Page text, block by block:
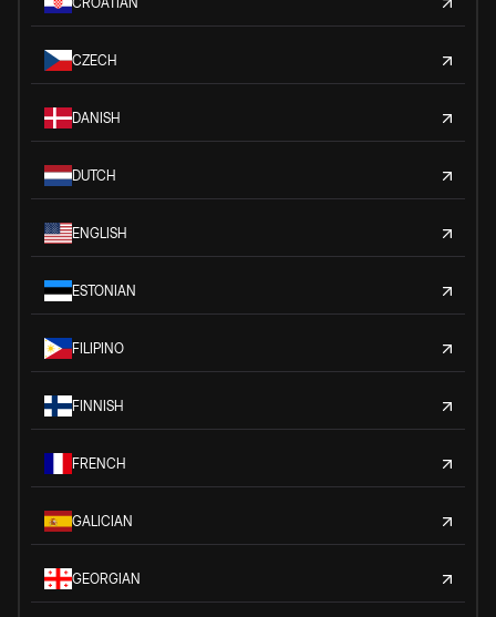
CZECH
DANISH
DUTCH
ENGLISH
ESTONIAN
FILIPINO
FINNISH
FRENCH
GALICIAN
GEORGIAN